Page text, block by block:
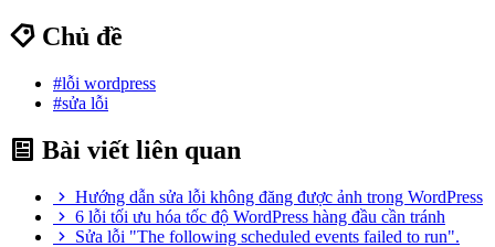
Chủ đề
#lỗi wordpress
#sửa lỗi
Bài viết liên quan
Hướng dẫn sửa lỗi không đăng được ảnh trong WordPress
6 lỗi tối ưu hóa tốc độ WordPress hàng đầu cần tránh
Sửa lỗi "The following scheduled events failed to run".